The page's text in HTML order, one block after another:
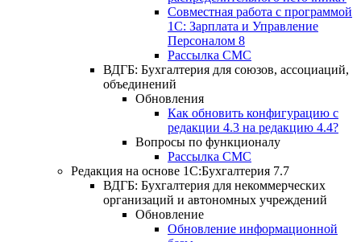
Совместная работа с программой
1С: Зарплата и Управление
Персоналом 8
Рассылка СМС
ВДГБ: Бухгалтерия для союзов, ассоциаций,
объединений
Обновления
Как обновить конфигурацию с
редакции 4.3 на редакцию 4.4?
Вопросы по функционалу
Рассылка СМС
Редакция на основе 1С:Бухгалтерия 7.7
ВДГБ: Бухгалтерия для некоммерческих
организаций и автономных учреждений
Обновление
Обновление информационной